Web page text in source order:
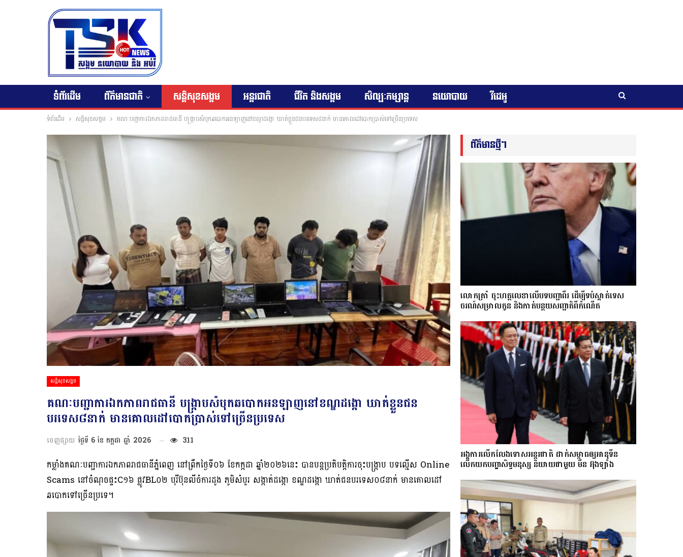
ទំព័រដើម ព័ត៌មានជាតិ សន្តិសុខសង្គម អន្តរជាតិ ជីវិត និងសង្គម សិល្បៈកម្សាន្ត នយោបាយ វីដេអូ
ទំព័រដើម សន្តិសុខសង្គម គណៈបញ្ជាការឯកភាពរាជធានី បង្ក្រាបសំបុកឆបោកអនឡាញនៅខណ្ឌដង្កោ ឃាត់ខ្លួនជនបរទេស៨នាក់ មានគោលដៅបោកប្រាស់ទៅច្រើនប្រទេស
សន្តិសុខសង្គម
គណៈបញ្ជាការឯកភាពរាជធានី បង្ក្រាបសំបុកឆបោកអនឡាញនៅខណ្ឌដង្កោ ឃាត់ខ្លួនជន
បរទេស៨នាក់ មានគោលដៅបោកប្រាស់ទៅច្រើនប្រទេស
ចេញផ្សាយ ថ្ងៃទី 6 ខែ កក្កដា ឆ្នាំ 2026 311
កម្លាំងគណៈបញ្ជាការឯកភាពរាជធានីភ្នំពេញ នៅព្រឹកថ្ងៃទី០៦ ខែកក្កដា ឆ្នាំ២០២៦នេះ បានបន្តប្រតិបត្តិការចុះបង្ក្រាប បទល្មើស Online
Scams នៅចំណុចផ្ទះC១៦ ផ្លូវBL០២ បុរីប៊ុនលីចំការដូង ភូមិសំបួរ សង្កាត់ដង្កោ ខណ្ឌដង្កោ ឃាត់ជនបរទេស០៨នាក់ មានគោលដៅ
ឆបោកទៅច្រើនប្រទេ។
ព័ត៌មានថ្មីៗ
លោក​ត្រាំ ចុះហត្ថលេខាលើបទបញ្ជាពីរ ដើម្បីទប់ស្កាត់ទេស​
ចរណ៍សម្រាលកូន និងកាត់បន្ថយសញ្ជាតិពីកំណើត
អង្គការលើកលែងទោសអន្តរជាតិ ដាក់សម្ពាធឲ្យអានុទីន
លើកយកបញ្ហាសិទ្ធមនុស្ស និយាយជាមួយ មីន អ៊ុងឡាំង